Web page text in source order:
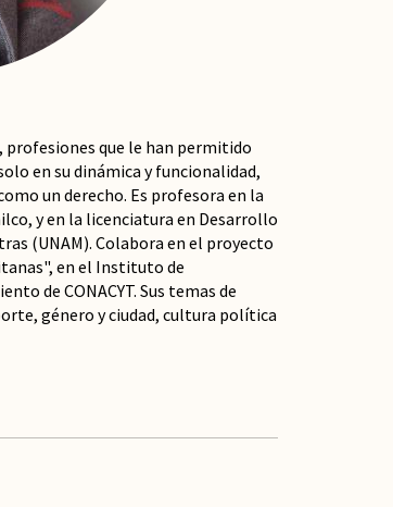
profesiones que le han permitido
en su dinámica y funcionalidad,
un derecho. Es profesora en la
y en la licenciatura en Desarrollo
(UNAM). Colabora en el proyecto
en el Instituto de
de CONACYT. Sus temas de
género y ciudad, cultura política